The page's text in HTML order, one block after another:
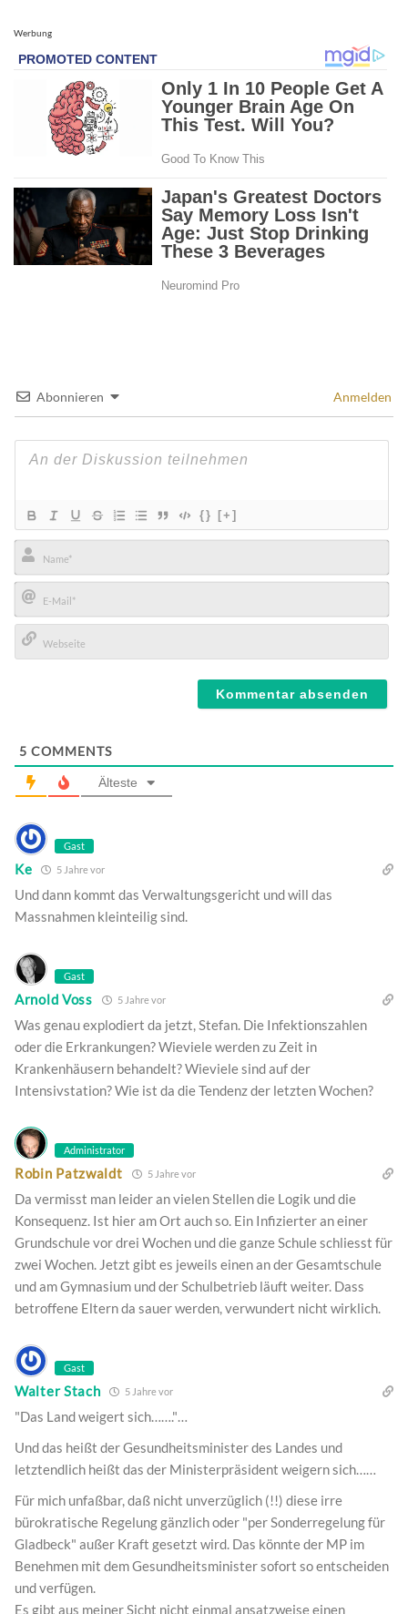
Werbung
Abonnieren Anmelden
{} [+]
Name*
E-
Mail*
5 COMMENTS
Älteste
Gast
Ke 5 Jahre vor
Und dann kommt das Verwaltungsgericht und will das
Massnahmen kleinteilig sind.
Gast
Arnold Voss 5 Jahre vor
Was genau explodiert da jetzt, Stefan. Die Infektionszahlen
oder die Erkrankungen? Wieviele werden zu Zeit in
Krankenhäusern behandelt? Wieviele sind auf der
Intensivstation? Wie ist da die Tendenz der letzten Wochen?
Administrator
Robin Patzwaldt 5 Jahre vor
Da vermisst man leider an vielen Stellen die Logik und die
Konsequenz. Ist hier am Ort auch so. Ein Infizierter an einer
Grundschule vor drei Wochen und die ganze Schule schliesst für
zwei Wochen. Jetzt gibt es jeweils einen an der Gesamtschule
und am Gymnasium und der Schulbetrieb läuft weiter. Dass
betroffene Eltern da sauer werden, verwundert nicht wirklich.
Gast
Walter Stach 5 Jahre vor
"Das Land weigert sich……."…
Und das heißt der Gesundheitsminister des Landes und
letztendlich heißt das der Ministerpräsident weigern sich……
Für mich unfaßbar, daß nicht unverzüglich (!!) diese irre
bürokratische Regelung gänzlich oder "per Sonderregelung für
Gladbeck" außer Kraft gesetzt wird. Das könnte der MP im
Benehmen mit dem Gesundheitsminister sofort so entscheiden
und verfügen.
Es gibt aus meiner Sicht nicht einmal ansatzweise einen